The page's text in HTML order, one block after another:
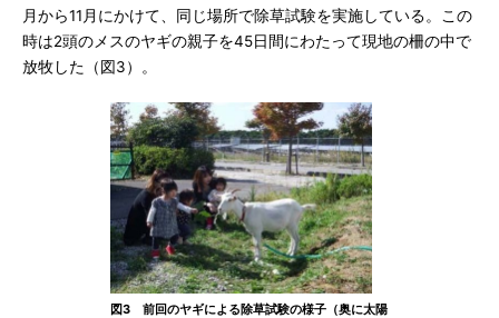
月から11月にかけて、同じ場所で除草試験を実施している。この
時は2頭のメスのヤギの親子を45日間にわたって現地の柵の中で
放牧した（図3）。
図3 前回のヤギによる除草試験の様子（奥に太陽